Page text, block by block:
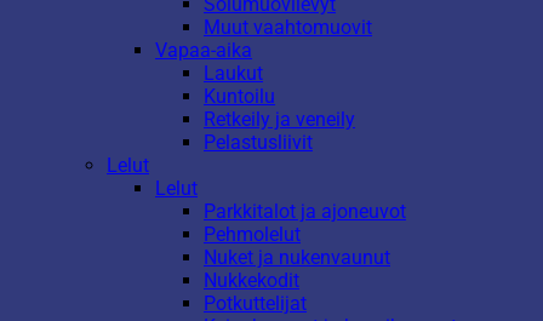
Muut vaahtomuovit
Vapaa-aika
Laukut
Kuntoilu
Retkeily ja veneily
Pelastusliivit
Lelut
Lelut
Parkkitalot ja ajoneuvot
Pehmolelut
Nuket ja nukenvaunut
Nukkekodit
Potkuttelijat